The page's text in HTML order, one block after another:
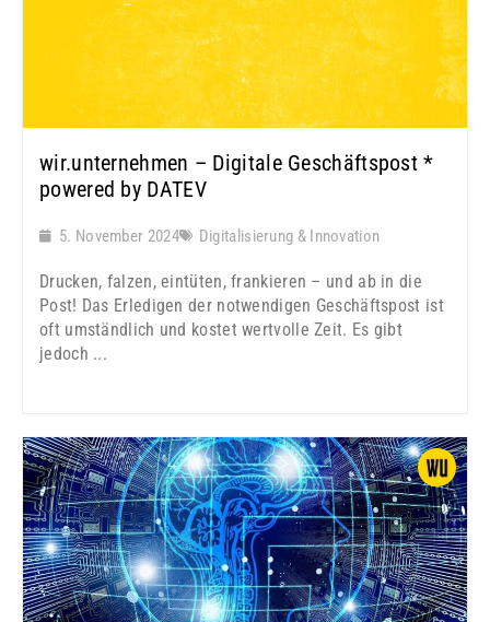
wir.unternehmen – Digitale Geschäftspost *
powered by DATEV
5. November 2024 Digitalisierung & Innovation
Drucken, falzen, eintüten, frankieren – und ab in die
Post! Das Erledigen der notwendigen Geschäftspost ist
oft umständlich und kostet wertvolle Zeit. Es gibt
jedoch ...